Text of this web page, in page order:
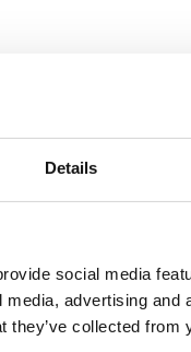
Details
social media
advertising
they’ve collected